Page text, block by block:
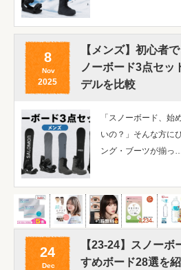
8
Nov
2025
【メンズ】初心者
ノーボード3点セッ
デルを比較
「スノーボード、始
いの？」そんな方に
ング・ブーツが揃っ
24
Dec
【23-24】スノー
すめボード28選を